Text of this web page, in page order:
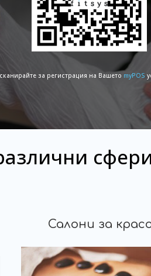
за регистрация на Вашето myPOS
Салони за